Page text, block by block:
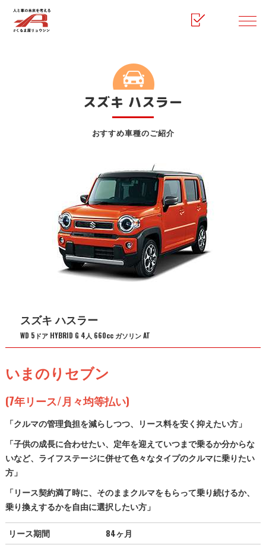
おすすめ車種のご紹介
スズキ ハスラー
スズキ ハスラー
WD 5ドア HYBRID G 4人 660cc ガソリン AT
いまのりセブン
(7年リース/月々均等払い)
「クルマの管理負担を減らしつつ、リース料を安く抑えたい方」
「子供の成長に合わせたい、定年を迎えていつまで乗るか分からな
いなど、ライフステージに併せて色々なタイプのクルマに乗りたい
方」
「リース契約満了時に、そのままクルマをもらって乗り続けるか、
乗り換えするかを自由に選択したい方」
リース期間
84ヶ月